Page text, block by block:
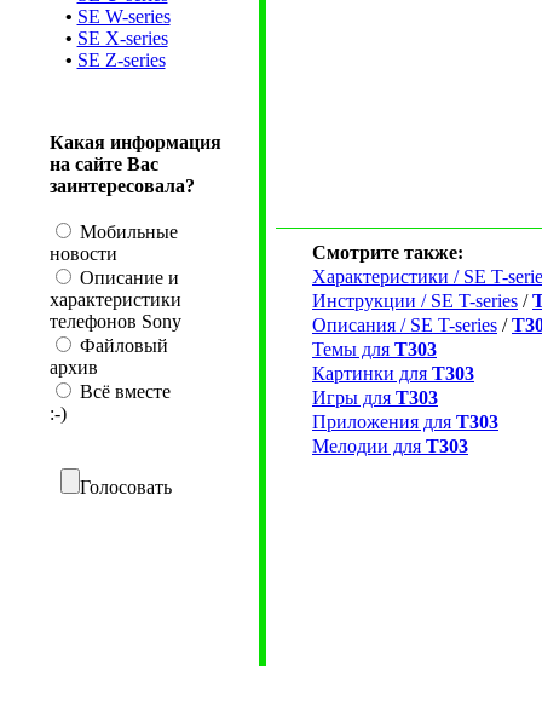
• SE W-series
• SE X-series
• SE Z-series
Какая информация
на сайте Вас
заинтересовала?
Мобильные
новости
Описание и
характеристики
телефонов Sony
Файловый
архив
Всё вместе
:-)
Голосовать
Смотрите также:
Характеристики / SE T-
Инструкции / SE T-series /
Описания / SE T-series /
Темы для T303
Картинки для T303
Игры для T303
Приложения для T303
Мелодии для T303